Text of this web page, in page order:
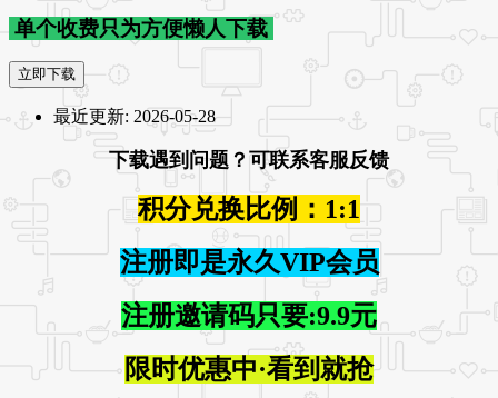
单个收费只为方便懒人下载
立即下载
最近更新: 2026-05-28
下载遇到问题？可联系客服反馈
积分兑换比例：1:1
注册即是永久VIP会员
注册邀请码只要:9.9元
限时优惠中·看到就抢